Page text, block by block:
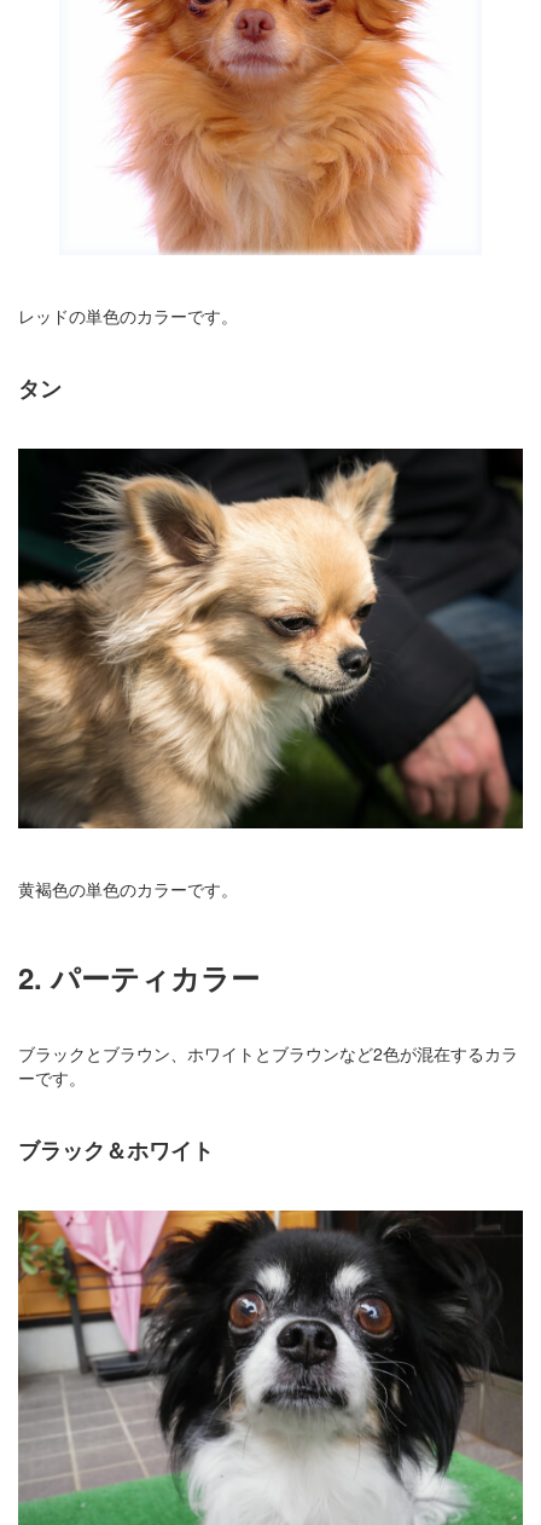
レッドの単色のカラーです。
タン
黄褐色の単色のカラーです。
2. パーティカラー
ブラックとブラウン、ホワイトとブラウンなど2色が混在するカラ
ーです。
ブラック＆ホワイト